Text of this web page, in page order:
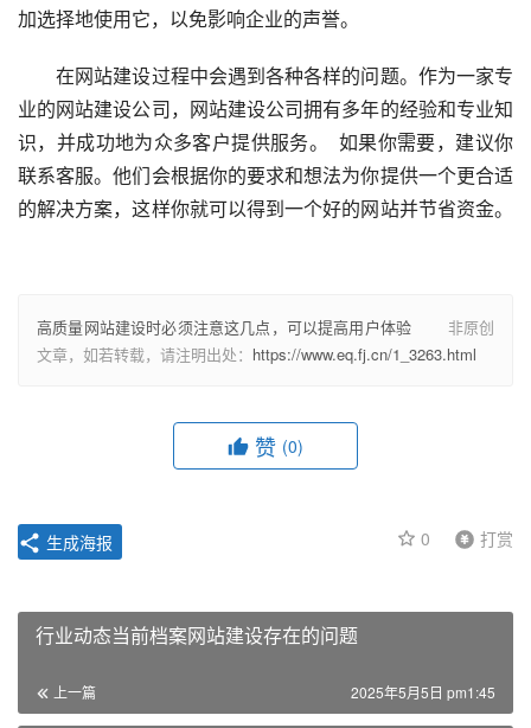
加选择地使用它，以免影响企业的声誉。
在网站建设过程中会遇到各种各样的问题。作为一家专
业的网站建设公司，网站建设公司拥有多年的经验和专业知
识，并成功地为众多客户提供服务。  如果你需要，建议你
联系客服。他们会根据你的要求和想法为你提供一个更合适
的解决方案，这样你就可以得到一个好的网站并节省资金。
高质量网站建设时必须注意这几点，可以提高用户体验 非原创
文章，如若转载，请注明出处： https://www.eq.fj.cn/1_3263.html
赞 (0)
0 打赏
生成海报
行业动态当前档案网站建设存在的问题
上一篇 2025年5月5日 pm1:45